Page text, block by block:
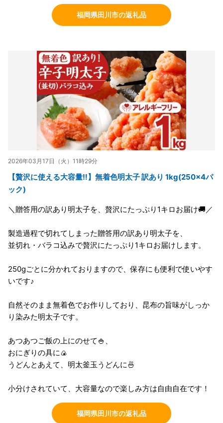
福岡県田川市の返礼品
2026年03月17日（火）11時29分
【贅沢に使える大容量‼️】無着色明太子 訳あり 1kg(250×4パ
ック)
＼贈答用の訳あり明太子を、贅沢にたっぷり1キロお届け🚚／
製造過程で切れてしまった贈答用の訳あり明太子を、
並切れ・バラコ込みで贅沢にたっぷり1キロお届けします。
250gごとに分かれておりますので、保存にも便利で使いやす
いです♪
自然そのまま無着色でお作りしており、昆布の旨味がしっか
り染みた明太子です。
あつあつご飯の上にのせて🍚、
おにぎりの具に🍙
うどんとあえて、明太釜玉うどんに🍜
小分けされていて、大容量なので楽しみ方は自由自在です！
福岡県田川市の返礼品